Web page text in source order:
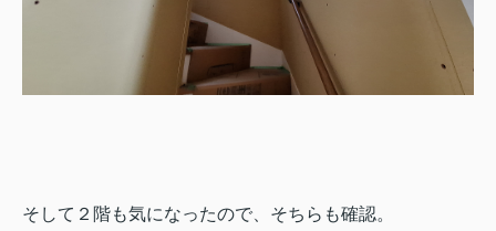
そして２階も気になったので、そちらも確認。